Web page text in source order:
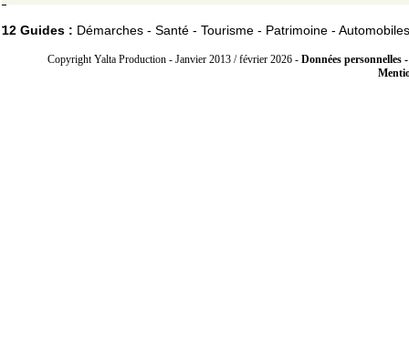
12 Guides : Démarches - Santé - Tourisme - Patrimoine - Automobiles
Copyright Yalta Production - Janvier 2013 / février 2026 - Données personnelles